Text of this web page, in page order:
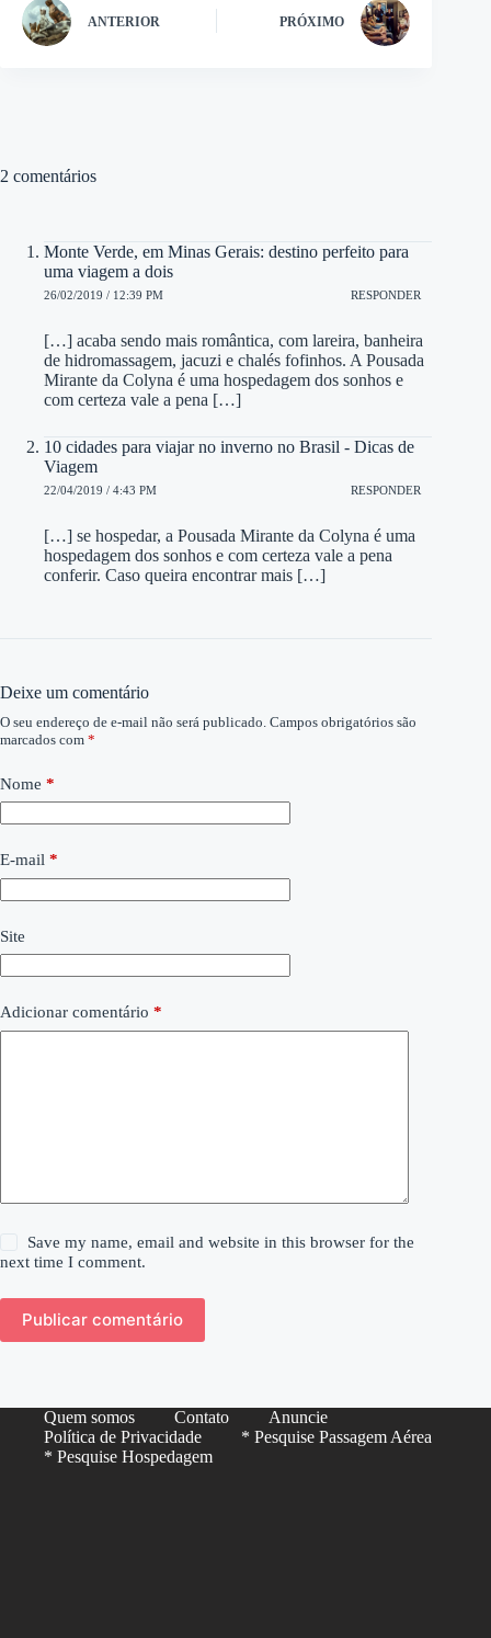
ANTERIOR PRÓXIMO
2 comentários
Monte Verde, em Minas Gerais: destino perfeito para
uma viagem a dois
26/02/2019 / 12:39 PM RESPONDER
[…] acaba sendo mais romântica, com lareira, banheira
de hidromassagem, jacuzi e chalés fofinhos. A Pousada
Mirante da Colyna é uma hospedagem dos sonhos e
com certeza vale a pena […]
10 cidades para viajar no inverno no Brasil - Dicas de
Viagem
22/04/2019 / 4:43 PM RESPONDER
[…] se hospedar, a Pousada Mirante da Colyna é uma
hospedagem dos sonhos e com certeza vale a pena
conferir. Caso queira encontrar mais […]
Deixe um comentário
O seu endereço de e-mail não será publicado. Campos obrigatórios são
marcados com *
Nome *
E-mail *
Site
Adicionar comentário *
Save my name, email and website in this browser for the
next time I comment.
Publicar comentário
Quem somos Contato
Anuncie
Política de Privacidade
* Pesquise Passagem Aérea
* Pesquise Hospedagem